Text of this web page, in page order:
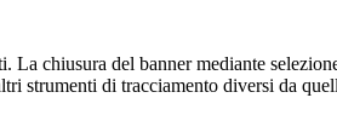
La chiusura del banner mediante
strumenti di tracciamento diversi da